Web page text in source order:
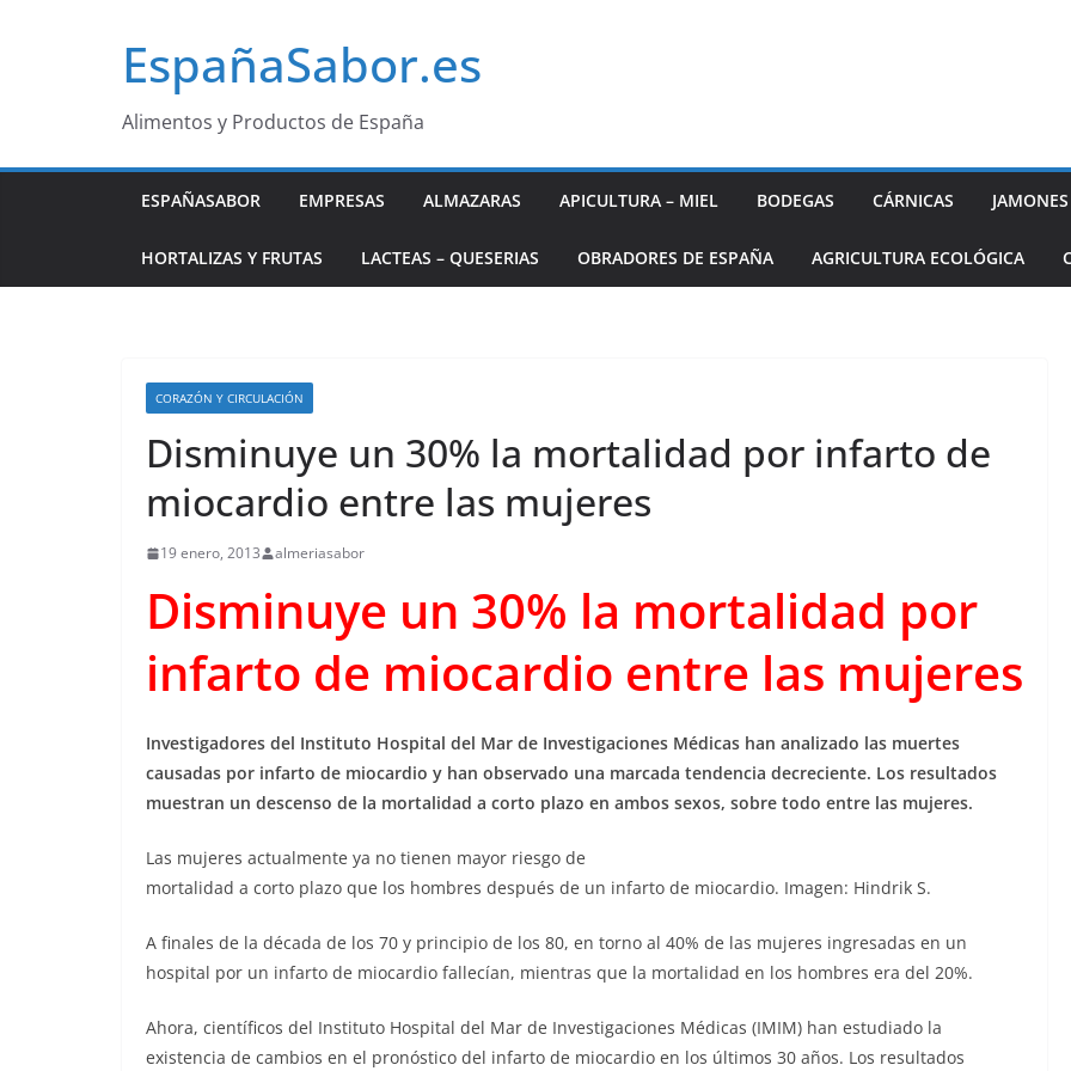
EspañaSabor.es
Alimentos y Productos de España
ESPAÑASABOR EMPRESAS ALMAZARAS APICULTURA – MIEL BODEGAS CÁRNICAS
HORTALIZAS Y FRUTAS LACTEAS – QUESERIAS OBRADORES DE ESPAÑA AGRICULTURA ECOLÓGICA
CORAZÓN Y CIRCULACIÓN
Disminuye un 30% la mortalidad por infarto de
miocardio entre las mujeres
19 enero, 2013 almeriasabor
Disminuye un 30% la mortalidad por
infarto de miocardio entre las mujeres
Investigadores del Instituto Hospital del Mar de Investigaciones Médicas han analizado las muertes
causadas por infarto de miocardio y han observado una marcada tendencia decreciente. Los resultados
muestran un descenso de la mortalidad a corto plazo en ambos sexos, sobre todo entre las mujeres.
Las mujeres actualmente ya no tienen mayor riesgo de
mortalidad a corto plazo que los hombres después de un infarto de miocardio. Imagen: Hindrik S.
A finales de la década de los 70 y principio de los 80, en torno al 40% de las mujeres ingresadas en un
hospital por un infarto de miocardio fallecían, mientras que la mortalidad en los hombres era del 20%.
Ahora, científicos del Instituto Hospital del Mar de Investigaciones Médicas (IMIM) han estudiado la
existencia de cambios en el pronóstico del infarto de miocardio en los últimos 30 años. Los resultados